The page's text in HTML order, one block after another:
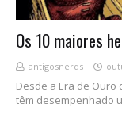
Os 10 maiores
antigosnerds
Desde a Era de
têm desempenhado